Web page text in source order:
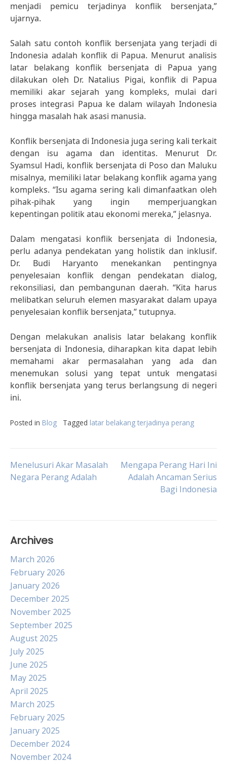
menjadi pemicu terjadinya konflik bersenjata,”
ujarnya.
Salah satu contoh konflik bersenjata yang terjadi di
Indonesia adalah konflik di Papua. Menurut analisis
latar belakang konflik bersenjata di Papua yang
dilakukan oleh Dr. Natalius Pigai, konflik di Papua
memiliki akar sejarah yang kompleks, mulai dari
proses integrasi Papua ke dalam wilayah Indonesia
hingga masalah hak asasi manusia.
Konflik bersenjata di Indonesia juga sering kali terkait
dengan isu agama dan identitas. Menurut Dr.
Syamsul Hadi, konflik bersenjata di Poso dan Maluku
misalnya, memiliki latar belakang konflik agama yang
kompleks. “Isu agama sering kali dimanfaatkan oleh
pihak-pihak yang ingin memperjuangkan
kepentingan politik atau ekonomi mereka,” jelasnya.
Dalam mengatasi konflik bersenjata di Indonesia,
perlu adanya pendekatan yang holistik dan inklusif.
Dr. Budi Haryanto menekankan pentingnya
penyelesaian konflik dengan pendekatan dialog,
rekonsiliasi, dan pembangunan daerah. “Kita harus
melibatkan seluruh elemen masyarakat dalam upaya
penyelesaian konflik bersenjata,” tutupnya.
Dengan melakukan analisis latar belakang konflik
bersenjata di Indonesia, diharapkan kita dapat lebih
memahami akar permasalahan yang ada dan
menemukan solusi yang tepat untuk mengatasi
konflik bersenjata yang terus berlangsung di negeri
ini.
Posted in Blog Tagged latar belakang terjadinya perang
Post
Menelusuri Akar Masalah
Negara Perang Adalah
Mengapa Perang Hari Ini
Adalah Ancaman Serius
Bagi Indonesia
Archives
March 2026
February 2026
January 2026
December 2025
November 2025
September 2025
August 2025
July 2025
June 2025
May 2025
April 2025
March 2025
February 2025
January 2025
December 2024
November 2024